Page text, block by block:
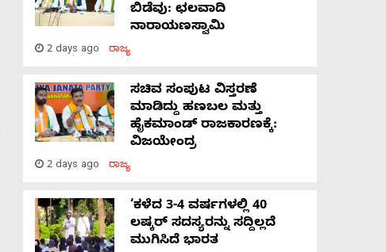
ಬಿಡೆವು: ಛಲವಾದಿ
ನಾರಾಯಣಸ್ವಾಮಿ
2 days ago ರಾಜ್ಯ
ಸಚಿವ ಸಂಪುಟ ವಿಸ್ತರಣೆ
ಮಾಡಿದ್ದು ಹಣಬಲ ಮತ್ತು
ಹೈಕಮಾಂಡ್ ರಾಜಕಾರಣಕ್ಕೆ:
ವಿಜಯೇಂದ್ರ
2 days ago ರಾಜ್ಯ
‘ಕಳೆದ 3-4 ವರ್ಷಗಳಲ್ಲಿ 40
ಲಷ್ಕರ್ ಸದಸ್ಯರನ್ನು ಸದ್ದಿಲ್ಲದೆ
ಮುಗಿಸಿದೆ ಭಾರತ